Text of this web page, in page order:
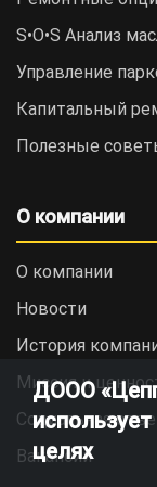
S•O•S Анализ
Управление
Капитальный
Полезные
О компании
О компании
Новости
История
Миссия и
Социальная
Вакансии
ДООО
целях